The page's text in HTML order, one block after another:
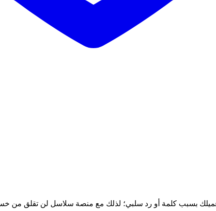
بسبب كلمة أو رد سلبي؛ لذلك مع منصة سلاسل لن تقلق من